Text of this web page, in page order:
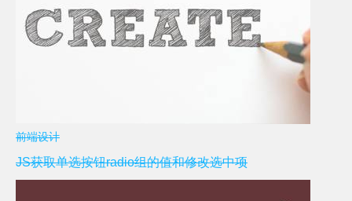
前端设计
JS获取单选按钮radio组的值和修改选中项